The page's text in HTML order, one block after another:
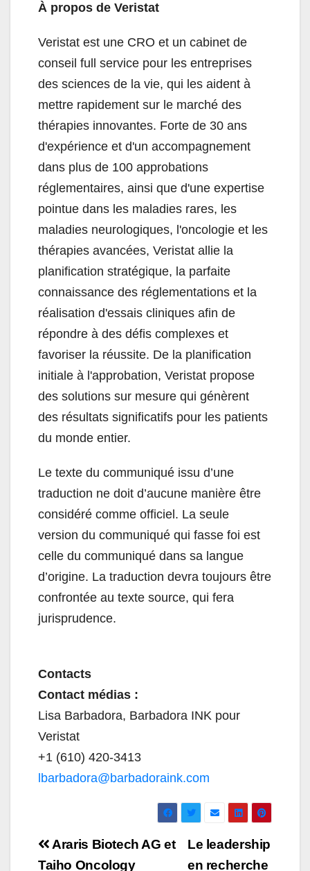
À propos de Veristat
Veristat est une CRO et un cabinet de
conseil full service pour les entreprises
des sciences de la vie, qui les aident à
mettre rapidement sur le marché des
thérapies innovantes. Forte de 30 ans
d'expérience et d'un accompagnement
dans plus de 100 approbations
réglementaires, ainsi que d'une expertise
pointue dans les maladies rares, les
maladies neurologiques, l'oncologie et les
thérapies avancées, Veristat allie la
planification stratégique, la parfaite
connaissance des réglementations et la
réalisation d'essais cliniques afin de
répondre à des défis complexes et
favoriser la réussite. De la planification
initiale à l'approbation, Veristat propose
des solutions sur mesure qui génèrent
des résultats significatifs pour les patients
du monde entier.
Le texte du communiqué issu d’une
traduction ne doit d’aucune manière être
considéré comme officiel. La seule
version du communiqué qui fasse foi est
celle du communiqué dans sa langue
d’origine. La traduction devra toujours être
confrontée au texte source, qui fera
jurisprudence.
Contacts
Contact médias :
Lisa Barbadora, Barbadora INK pour
Veristat
+1 (610) 420-3413
lbarbadora@barbadoraink.com
Navigation
Le leadership
en recherche
Araris Biotech AG et
Taiho Oncology